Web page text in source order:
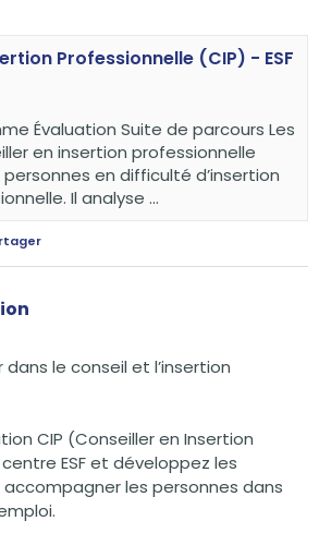
Professionnelle (CIP) - ESF
Évaluation Suite de parcours Les
en insertion professionnelle
en difficulté d’insertion
Il analyse ...
dans le conseil et l’insertion
CIP (Conseiller en Insertion
ESF et développez les
les personnes dans